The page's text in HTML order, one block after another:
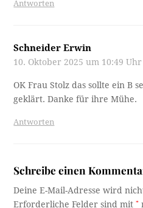
Antworten
Schneider Erwin
10. Oktober 2025 um 10:49 Uhr
OK Frau Stolz das sollte ein B
geklärt. Danke für ihre Mühe.
Antworten
Schreibe einen
Deine E-Mail-Adresse wird
Erforderliche Felder sind mit*